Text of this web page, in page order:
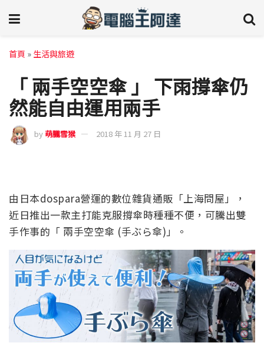
首頁 » 生活與旅遊
「 兩手空空傘 」 下雨撐傘仍
然能自由運用兩手
by 萌朧雪猴 2018 年 11 月 27 日
由日本dospara營運的數位雜貨通販「上海問屋」，
近日推出一款主打能克服撐傘時種種不便，可騰出雙
手作事的「 兩手空空傘 (手ぶら傘)」。